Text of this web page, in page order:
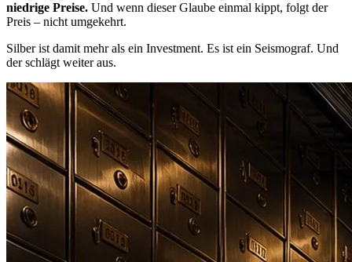
niedrige Preise. Und wenn dieser Glaube einmal kippt, folgt der
Preis – nicht umgekehrt.
Silber ist damit mehr als ein Investment. Es ist ein Seismograf. Und
der schlägt weiter aus.